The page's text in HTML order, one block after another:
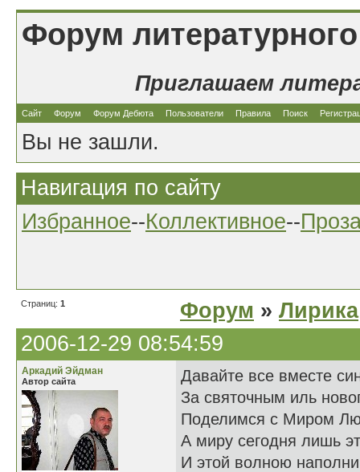
Форум
Приглашаем
Сайт Форум Форум Дебюта Пользователи Правила Поиск
Вы не зашли.
Навигация по сайту
Избранное--Коллективное--
Страниц: 1 Форум » Лирика
2006-12-29 08:54:59
Аркадий Эйдман
Автор сайта
Давайте все вместе
За святочным иль
Поделимся с Миром
А миру сегодня лишь
И этой волною